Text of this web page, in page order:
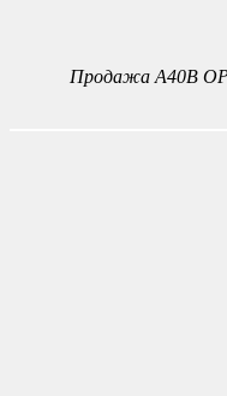
Продажа A40B